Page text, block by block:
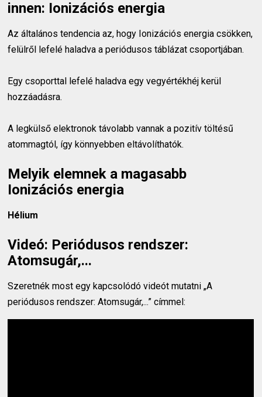
innen: Ionizációs energia
Az általános tendencia az, hogy Ionizációs energia csökken,
felülről lefelé haladva a periódusos táblázat csoportjában.
Egy csoporttal lefelé haladva egy vegyértékhéj kerül
hozzáadásra.
A legkülső elektronok távolabb vannak a pozitív töltésű
atommagtól, így könnyebben eltávolíthatók.
Melyik elemnek a magasabb
Ionizációs energia
Hélium
Videó: Periódusos rendszer:
Atomsugár,...
Szeretnék most egy kapcsolódó videót mutatni „A
periódusos rendszer: Atomsugár,...” címmel: